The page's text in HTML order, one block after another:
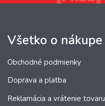
Všetko o nákupe
Obchodné podmienky
Doprava a platba
Reklamácia a vrátenie tovaru